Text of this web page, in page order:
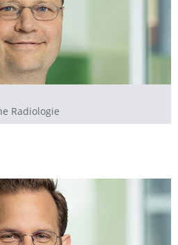
Radiologie